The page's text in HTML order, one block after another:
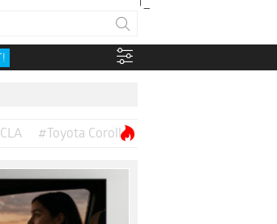
#Toyota Corolla